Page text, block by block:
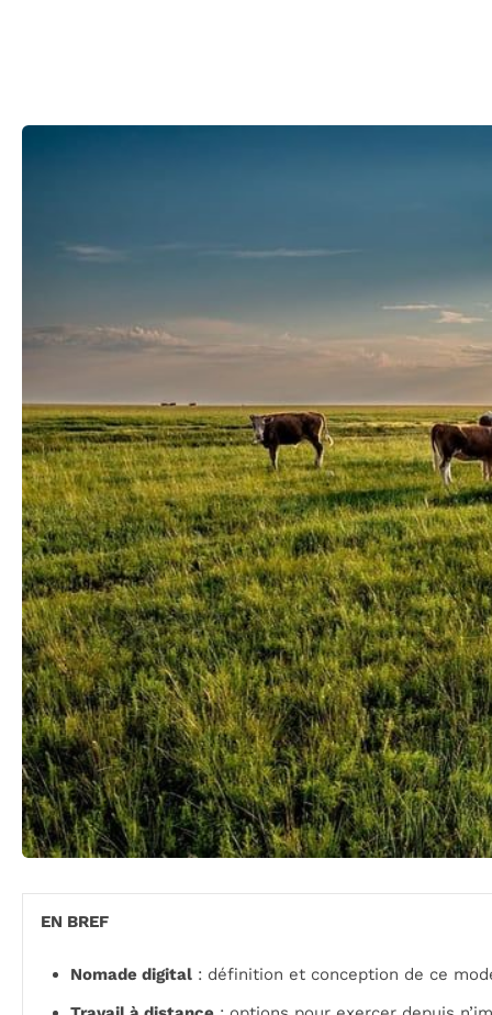
EN BREF
Nomade digital : définition et conception de ce